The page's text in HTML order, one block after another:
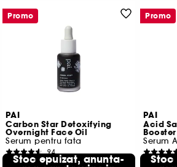
PAI
Carbon Star Detoxifying
Overnight Face Oil
Serum pentru fata
94
106,50 Lei
Stoc epuizat, anunta-
Promo
PAI
Acid
Booster
Serum
54,50
Stoc
Promo